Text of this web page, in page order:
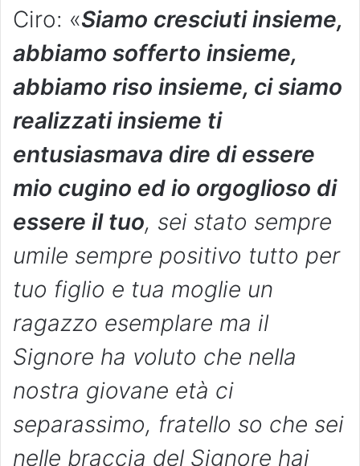
Ciro: «Siamo cresciuti insieme,
abbiamo sofferto insieme,
abbiamo riso insieme, ci siamo
realizzati insieme ti
entusiasmava dire di essere
mio cugino ed io orgoglioso di
essere il tuo, sei stato sempre
umile sempre positivo tutto per
tuo figlio e tua moglie un
ragazzo esemplare ma il
Signore ha voluto che nella
nostra giovane età ci
separassimo, fratello so che sei
nelle braccia del Signore hai